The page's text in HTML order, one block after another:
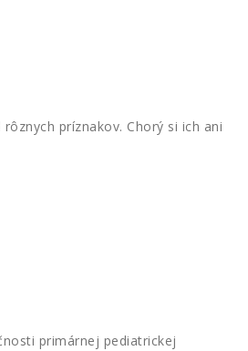
príznakov. Chorý si ich ani
primárnej pediatrickej